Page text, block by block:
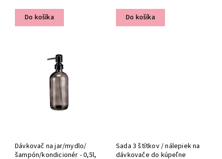
Do košíka Do košíka
Dávkovač na jar/mydlo/
šampón/kondicionér - 0,5l,
Sada 3 štítkov / nálepiek na
dávkovače do kúpeľne